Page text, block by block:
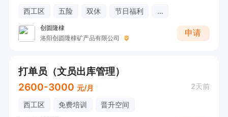
西工区 五险 双休 节日福利 ...
创圆隆棣
洛阳创圆隆棣矿产品有限公司
申请
打单员（文员出库管理）
2600-3000 元/月 2天前
西工区 免费培训 晋升空间